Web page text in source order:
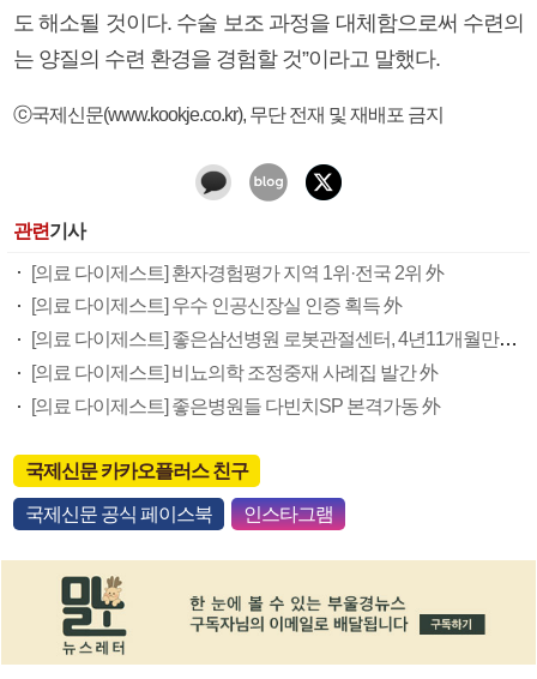
도 해소될 것이다. 수술 보조 과정을 대체함으로써 수련의
는 양질의 수련 환경을 경험할 것”이라고 말했다.
ⓒ국제신문(www.kookje.co.kr), 무단 전재 및 재배포 금지
관련기사
[의료 다이제스트] 환자경험평가 지역 1위·전국 2위 外
[의료 다이제스트] 우수 인공신장실 인증 획득 外
[의료 다이제스트] 좋은삼선병원 로봇관절센터, 4년11개월만에 수술 1000례 外
[의료 다이제스트] 비뇨의학 조정중재 사례집 발간 外
[의료 다이제스트] 좋은병원들 다빈치SP 본격가동 外
국제신문 카카오플러스 친구
국제신문 공식 페이스북 인스타그램